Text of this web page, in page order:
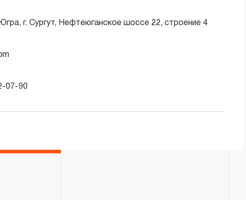
г. Сургут, Нефтеюганское шоссе 22, строение 4
07-90